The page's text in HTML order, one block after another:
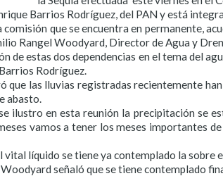
Barrios Rodríguez, del PAN y está
que se encuentra en permanente,
Rangel Woodyard, Director de Agua y
de estas dos dependencias en el tema del
Rodríguez.
las lluvias registradas recientemente
abasto.
ilustro en esta reunión la precipitación se
vamos a tener los meses importantes
líquido se tiene ya contemplado la sobre
señaló que se tiene contemplado